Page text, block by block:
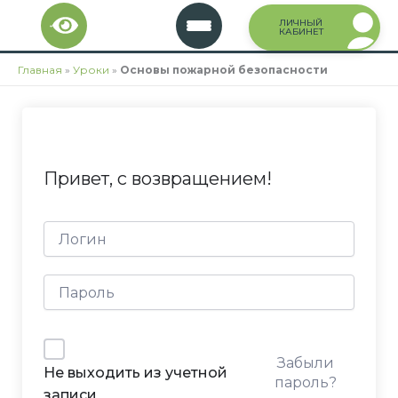
Перейти
содержимому
ЛИЧНЫЙ
КАБИНЕТ
Главная » Уроки » Основы пожарной безопасности
Привет, с возвращением!
Не выходить из учетной
Забыли
пароль?